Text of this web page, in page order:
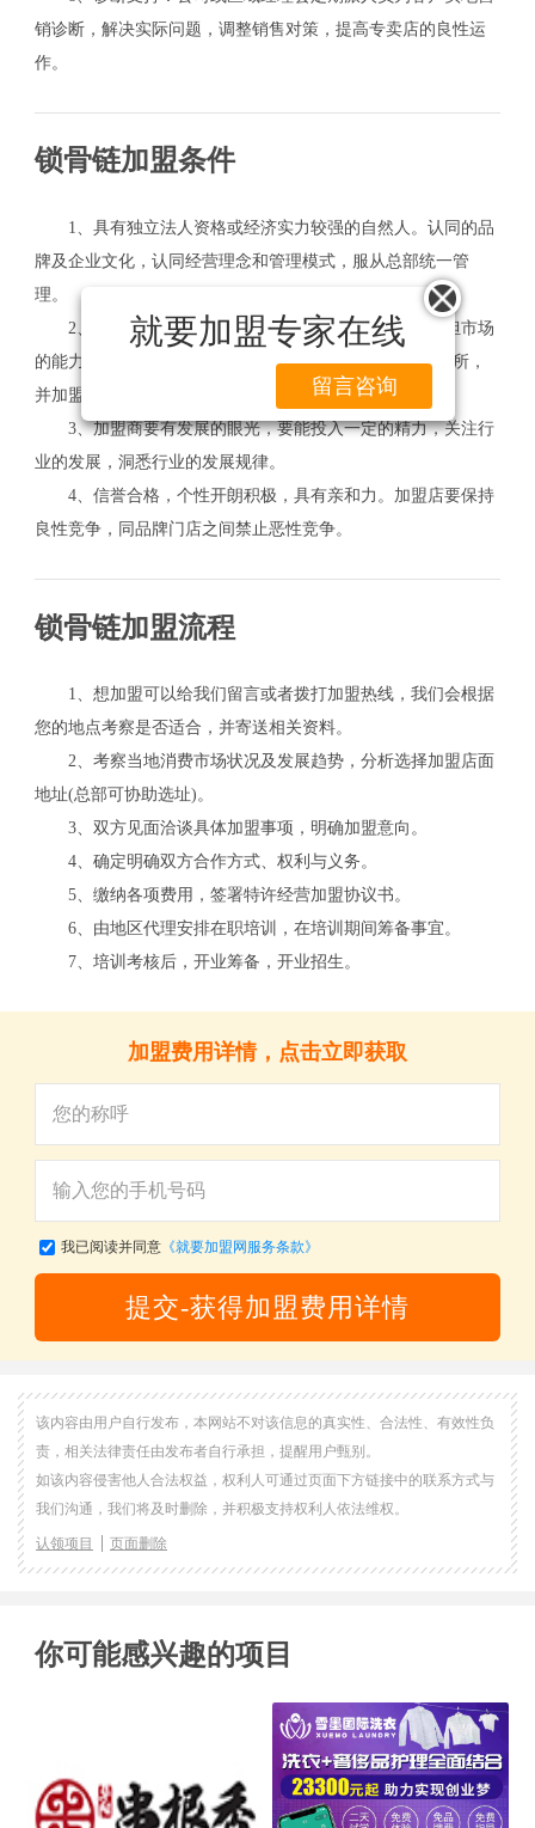
就要加盟专家在线
留言咨询
销诊断，解决实际问题，调整销售对策，提高专卖店的良性运
作。
锁骨链加盟条件
1、具有独立法人资格或经济实力较强的自然人。认同的品
牌及企业文化，认同经营理念和管理模式，服从总部统一管
理。
2、具备合格的信誉和资信，有相关经济实力，有承担市场
的能力。加盟商必须在区域市场内拥有独立店面或经营场所，
并加盟总部评估。
3、加盟商要有发展的眼光，要能投入一定的精力，关注行
业的发展，洞悉行业的发展规律。
4、信誉合格，个性开朗积极，具有亲和力。加盟店要保持
良性竞争，同品牌门店之间禁止恶性竞争。
锁骨链加盟流程
1、想加盟可以给我们留言或者拨打加盟热线，我们会根据
您的地点考察是否适合，并寄送相关资料。
2、考察当地消费市场状况及发展趋势，分析选择加盟店面
地址(总部可协助选址)。
3、双方见面洽谈具体加盟事项，明确加盟意向。
4、确定明确双方合作方式、权利与义务。
5、缴纳各项费用，签署特许经营加盟协议书。
6、由地区代理安排在职培训，在培训期间筹备事宜。
7、培训考核后，开业筹备，开业招生。
加盟费用详情，点击立即获取
我已阅读并同意《就要加盟网服务条款》
提交-获得加盟费用详情
该内容由用户自行发布，本网站不对该信息的真实性、合法性、有效性负
责，相关法律责任由发布者自行承担，提醒用户甄别。
如该内容侵害他人合法权益，权利人可通过页面下方链接中的联系方式与
我们沟通，我们将及时删除，并积极支持权利人依法维权。
认领项目 页面删除
你可能感兴趣的项目